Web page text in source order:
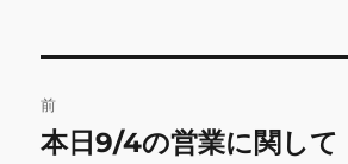
稿
前
前
本日9/4の営業に関して